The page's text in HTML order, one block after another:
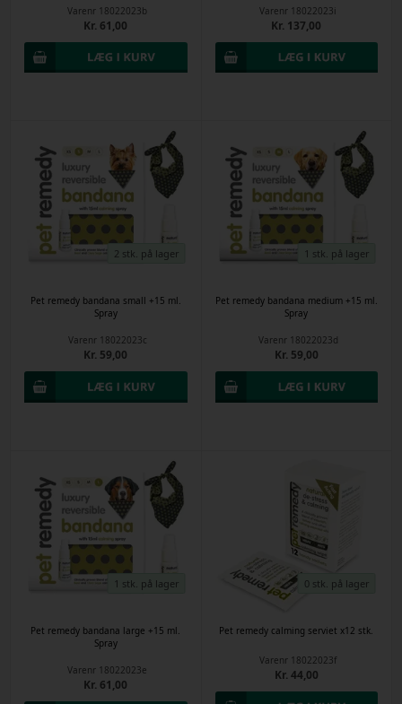
Varenr 18022023b
Kr. 61,00
Varenr 18022023i
Kr. 137,00
2 stk. på lager
Pet remedy bandana small +15 ml.
Spray
Varenr 18022023c
Kr. 59,00
1 stk. på lager
Pet remedy bandana medium +15 ml.
Spray
Varenr 18022023d
Kr. 59,00
1 stk. på lager
Pet remedy bandana large +15 ml.
Spray
Varenr 18022023e
Kr. 61,00
0 stk. på lager
Pet remedy calming serviet x12 stk.
Varenr 18022023f
Kr. 44,00